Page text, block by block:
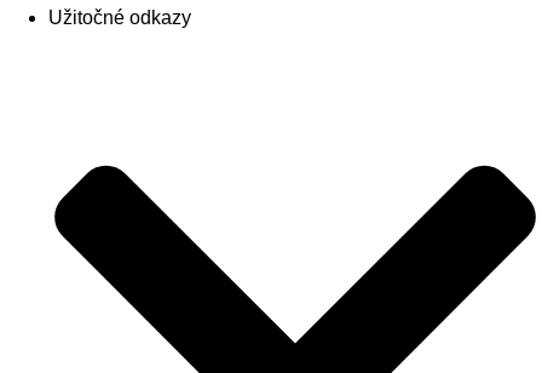
Užitočné odkazy